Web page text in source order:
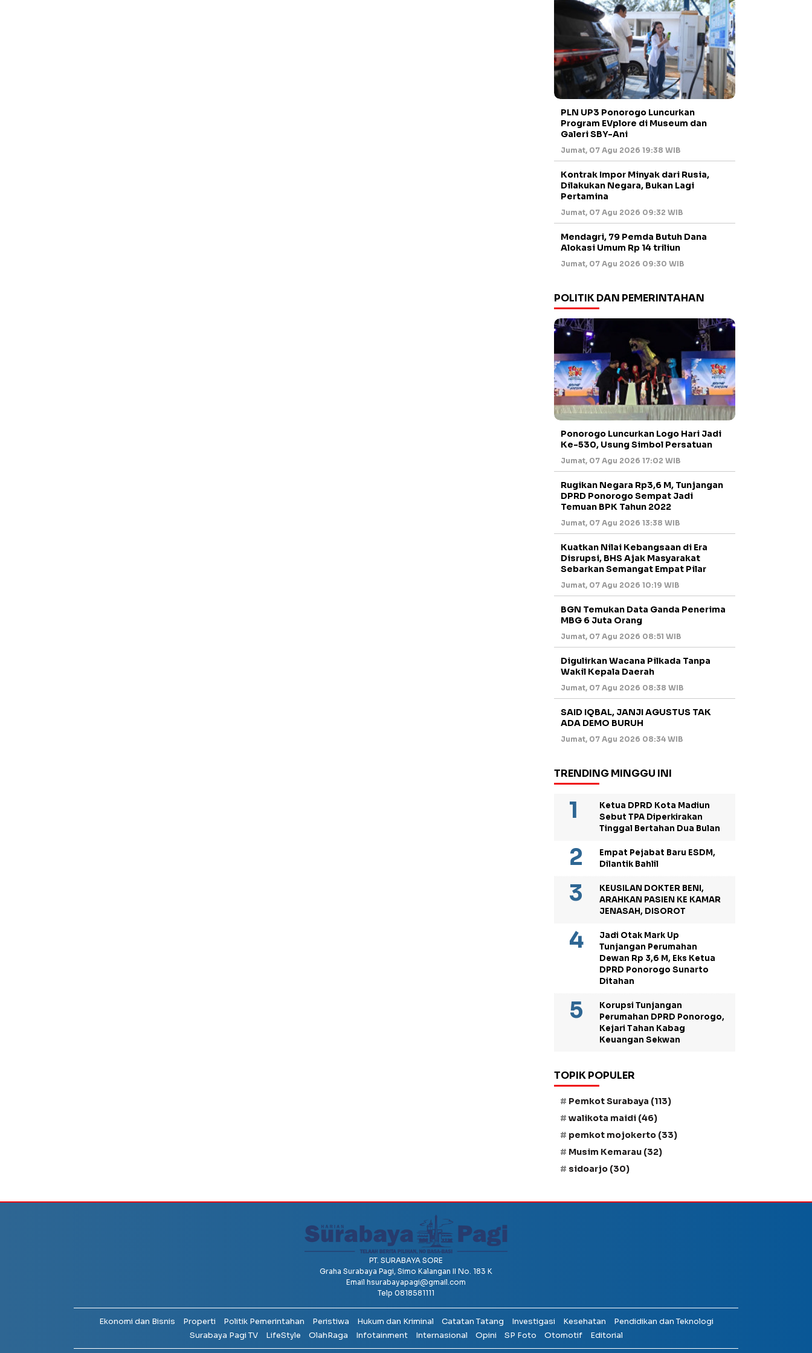
PLN UP3 Ponorogo Luncurkan
Program EVplore di Museum dan
Galeri SBY-Ani
Jumat, 07 Agu 2026 19:38 WIB
Kontrak Impor Minyak dari Rusia,
Dilakukan Negara, Bukan Lagi
Pertamina
Jumat, 07 Agu 2026 09:32 WIB
Mendagri, 79 Pemda Butuh Dana
Alokasi Umum Rp 14 triliun
Jumat, 07 Agu 2026 09:30 WIB
POLITIK DAN PEMERINTAHAN
Ponorogo Luncurkan Logo Hari Jadi
Ke-530, Usung Simbol Persatuan
Jumat, 07 Agu 2026 17:02 WIB
Rugikan Negara Rp3,6 M, Tunjangan
DPRD Ponorogo Sempat Jadi
Temuan BPK Tahun 2022
Jumat, 07 Agu 2026 13:38 WIB
Kuatkan Nilai Kebangsaan di Era
Disrupsi, BHS Ajak Masyarakat
Sebarkan Semangat Empat Pilar
Jumat, 07 Agu 2026 10:19 WIB
BGN Temukan Data Ganda Penerima
MBG 6 Juta Orang
Jumat, 07 Agu 2026 08:51 WIB
Digulirkan Wacana Pilkada Tanpa
Wakil Kepala Daerah
Jumat, 07 Agu 2026 08:38 WIB
SAID IQBAL, JANJI AGUSTUS TAK
ADA DEMO BURUH
Jumat, 07 Agu 2026 08:34 WIB
TRENDING MINGGU INI
Ketua DPRD Kota Madiun
Sebut TPA Diperkirakan
Tinggal Bertahan Dua Bulan
Empat Pejabat Baru ESDM,
Dilantik Bahlil
KEUSILAN DOKTER BENI,
ARAHKAN PASIEN KE KAMAR
JENASAH, DISOROT
Jadi Otak Mark Up
Tunjangan Perumahan
Dewan Rp 3,6 M, Eks Ketua
DPRD Ponorogo Sunarto
Ditahan
Korupsi Tunjangan
Perumahan DPRD Ponorogo,
Kejari Tahan Kabag
Keuangan Sekwan
TOPIK POPULER
Pemkot Surabaya (113)
walikota maidi (46)
pemkot mojokerto (33)
Musim Kemarau (32)
sidoarjo (30)
PT. SURABAYA SORE
Graha Surabaya Pagi, Simo Kalangan II No. 183 K
Email hsurabayapagi@gmail.com
Telp 0818581111
Ekonomi dan Bisnis Properti Politik Pemerintahan Peristiwa Hukum dan Kriminal Catatan Tatang Investigasi Kesehatan
Pendidikan dan Teknologi
Surabaya Pagi TV
LifeStyle OlahRaga Infotainment Internasional Opini SP Foto Otomotif Editorial